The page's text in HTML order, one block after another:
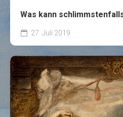
Was kann
27. Juli 2019